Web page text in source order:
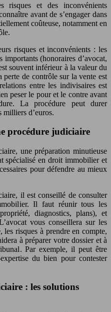
risques et des inconvénients
avant de s’engager dans
coûteuse, notamment en
risques et inconvénients : les
(honoraires d’avocat,
souvent inférieur à la valeur du
perte de contrôle sur la vente est
entre les indivisaires est
peser le pour et le contre avant
La procédure peut durer
milliers d’euros.
procédure judiciaire
une préparation minutieuse
spécialisé en droit immobilier et
pour défendre au mieux
il est conseillé de consulter
Il faut réunir tous les
diagnostics, plans), et
vous conseillera sur les
les risques à prendre en compte,
à préparer votre dossier et à
Par exemple, il peut être
du bien pour contester
: les solutions